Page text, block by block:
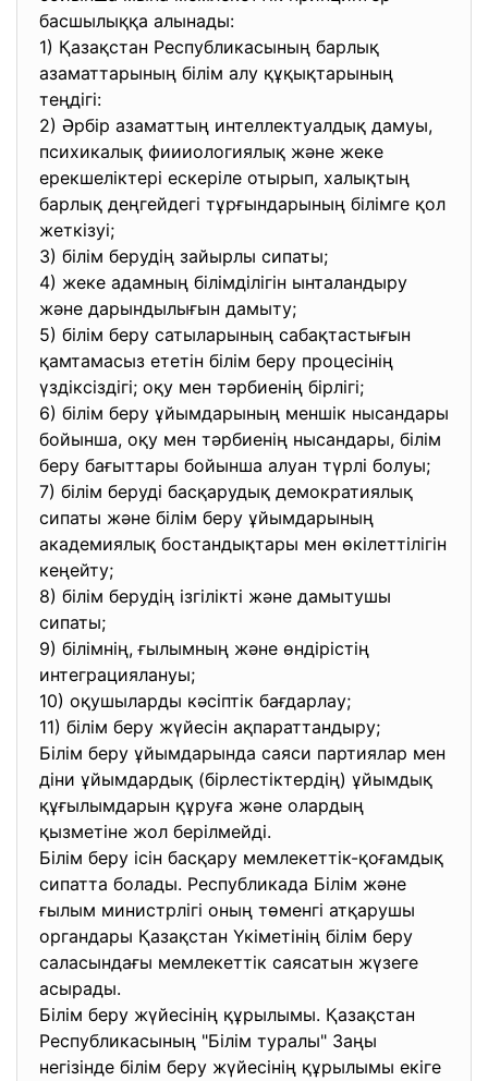
басшылыққа алынады:
1) Қазақстан Республикасының барлық
азаматтарының білім алу құқықтарының
теңдігі:
2) Әрбір азаматтың интеллектуалдық дамуы,
психикалық фиииологиялық және жеке
ерекшеліктері ескеріле отырып, халықтың
барлық деңгейдегі тұрғындарының білімге қол
жеткізуі;
3) білім берудің зайырлы сипаты;
4) жеке адамның білімділігін ынталандыру
және дарындылығын дамыту;
5) білім беру сатыларының сабақтастығын
қамтамасыз ететін білім беру процесінің
үздіксіздігі; оқу мен тәрбиенің бірлігі;
6) білім беру ұйымдарының меншік нысандары
бойынша, оқу мен тәрбиенің нысандары, білім
беру бағыттары бойынша алуан түрлі болуы;
7) білім беруді басқарудық демократиялық
сипаты және білім беру ұйымдарының
академиялық бостандықтары мен өкілеттілігін
кеңейту;
8) білім берудің ізгілікті және дамытушы
сипаты;
9) білімнің, ғылымның және өндірістің
интеграциялануы;
10) оқушыларды кәсіптік бағдарлау;
11) білім беру жүйесін ақпараттандыру;
Білім беру ұйымдарында саяси партиялар мен
діни ұйымдардық (бірлестіктердің) ұйымдық
құғылымдарын құруға және олардың
қызметіне жол берілмейді.
Білім беру ісін басқару мемлекеттік-қоғамдық
сипатта болады. Республикада Білім және
ғылым министрлігі оның төменгі атқарушы
органдары Қазақстан Үкіметінің білім беру
саласындағы мемлекеттік саясатын жүзеге
асырады.
Білім беру жүйесінің құрылымы. Қазақстан
Республикасының "Білім туралы" Заңы
негізінде білім беру жүйесінің құрылымы екіге